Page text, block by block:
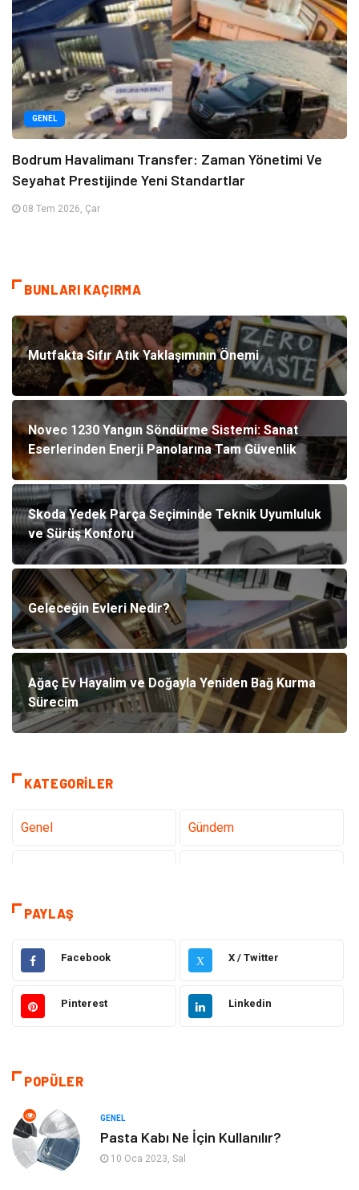
GENEL
Bodrum Havalimanı Transfer: Zaman Yönetimi Ve
Seyahat Prestijinde Yeni Standartlar
08 Tem 2026, Çar
BUNLARI KAÇIRMA
Mutfakta Sıfır Atık Yaklaşımının Önemi
Novec 1230 Yangın Söndürme Sistemi: Sanat
Eserlerinden Enerji Panolarına Tam Güvenlik
Skoda Yedek Parça Seçiminde Teknik Uyumluluk
ve Sürüş Konforu
Geleceğin Evleri Nedir?
Ağaç Ev Hayalim ve Doğayla Yeniden Bağ Kurma
Sürecim
KATEGORILER
Genel Gündem
Tatil
Eğitim Gıda
Hukuk Elektrik Elektronik
Makine
Kültür
Güzellik & Bakım
PAYLAŞ
Facebook X X / Twitter
Pinterest Linkedin
POPÜLER
GENEL
Pasta Kabı Ne İçin Kullanılır?
10 Oca 2023, Sal